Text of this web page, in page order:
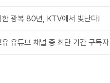
한 광복 80년, KTV에서 빛난다!
유 유튜브 채널 중 최단 기간 구독